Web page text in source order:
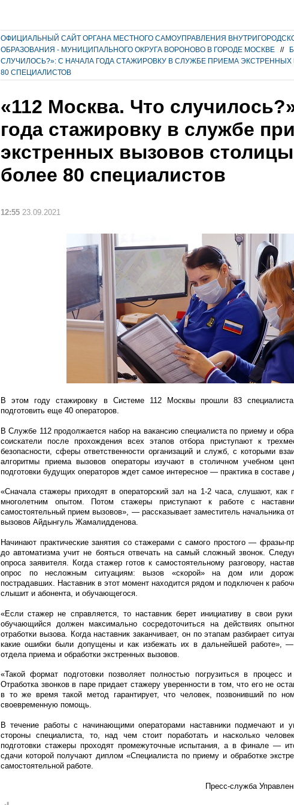
ОФИЦИАЛЬНЫЙ САЙТ ОРГАНА МЕСТНОГО САМОУПРАВЛЕНИЯ
ОБРАЗОВАНИЯ - МУНИЦИПАЛЬНОГО ОКРУГА ВОРОНОВО В ГОРОДЕ МОСКВЕ
//
СЛУЧИЛОСЬ?»: С НАЧАЛА ГОДА СТАЖИРОВКУ В СЛУЖБЕ ПРИЕМА
80 СПЕЦИАЛИСТОВ
«112 Москва. Что
года стажировку в службе
экстренных вызовов
более 80 специалистов
12:55 23.09.2021
В этом году стажировку в Системе 112 Москвы прошли 83
подготовить еще 40 операторов.
В Службе 112 продолжается набор на вакансию специалиста по приему и
соискатели после прохождения всех этапов отбора приступают к
безопасности, сферы ответственности организаций и служб, с которыми
алгоритмы приема вызовов операторы изучают в столичном учебном
подготовки будущих операторов ждет самое интересное — практика в составе
«Сначала стажеры приходят в операторский зал на 1-2 часа, слушают,
многолетним опытом. Потом стажеры приступают к работе с
самостоятельный прием вызовов», — рассказывает заместитель начальника
вызовов Айдынгуль Жамалидденова.
Начинают практические занятия со стажерами с самого простого — фразы-
до автоматизма учит не бояться отвечать на самый сложный звонок.
опроса заявителя. Когда стажер готов к самостоятельному разговору,
опрос по несложным ситуациям: вызов «скорой» на дом или
пострадавших. Наставник в этот момент находится рядом и подключен к
слышит и абонента, и обучающегося.
«Если стажер не справляется, то наставник берет инициативу в свои
обучающийся должен максимально сосредоточиться на действиях
отработки вызова. Когда наставник заканчивает, он по этапам разбирает
какие ошибки были допущены и как избежать их в дальнейшей работе», —
отдела приема и обработки экстренных вызовов.
«Такой формат подготовки позволяет полностью погрузиться в процесс
Отработка звонков в паре придает стажеру уверенности в том, что его не
в то же время такой метод гарантирует, что человек, позвонивший по
своевременную помощь.
В течение работы с начинающими операторами наставники подмечают и
стороны специалиста, то, над чем стоит поработать и насколько
подготовки стажеры проходят промежуточные испытания, а в финале —
сдачи которой получают диплом «Специалиста по приему и обработке
самостоятельной работе.
Пресс-служба